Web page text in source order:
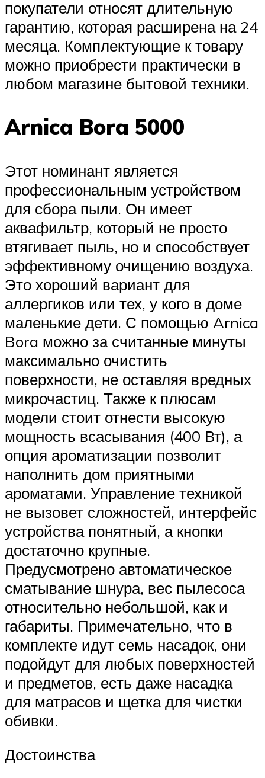
покупатели относят длительную
гарантию, которая расширена на 24
месяца. Комплектующие к товару
можно приобрести практически в
любом магазине бытовой техники.
Arnica Bora 5000
Этот номинант является
профессиональным устройством
для сбора пыли. Он имеет
аквафильтр, который не просто
втягивает пыль, но и способствует
эффективному очищению воздуха.
Это хороший вариант для
аллергиков или тех, у кого в доме
маленькие дети. С помощью Arnica
Bora можно за считанные минуты
максимально очистить
поверхности, не оставляя вредных
микрочастиц. Также к плюсам
модели стоит отнести высокую
мощность всасывания (400 Вт), а
опция ароматизации позволит
наполнить дом приятными
ароматами. Управление техникой
не вызовет сложностей, интерфейс
устройства понятный, а кнопки
достаточно крупные.
Предусмотрено автоматическое
сматывание шнура, вес пылесоса
относительно небольшой, как и
габариты. Примечательно, что в
комплекте идут семь насадок, они
подойдут для любых поверхностей
и предметов, есть даже насадка
для матрасов и щетка для чистки
обивки.
Достоинства